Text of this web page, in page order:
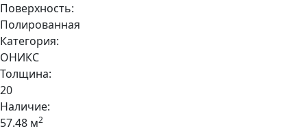
Поверхность:
Полированная
Категория:
ОНИКС
Толщина:
20
Наличие:
57.48 м2